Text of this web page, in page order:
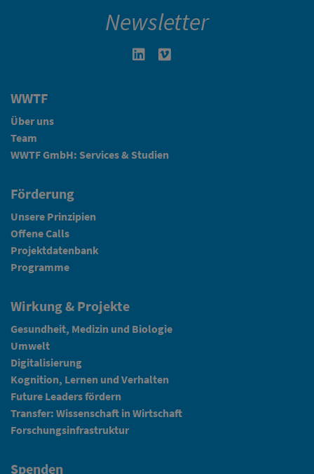
Newsletter
Linkedin in neuem Fenster öffnen
WWTF
Über uns
Team
WWTF GmbH: Services & Studien
Förderung
Unsere Prinzipien
Offene Calls
Projektdatenbank
Programme
Wirkung & Projekte
Gesundheit, Medizin und Biologie
Umwelt
Digitalisierung
Kognition, Lernen und Verhalten
Future Leaders fördern
Transfer: Wissenschaft in Wirtschaft
Forschungsinfrastruktur
Spenden